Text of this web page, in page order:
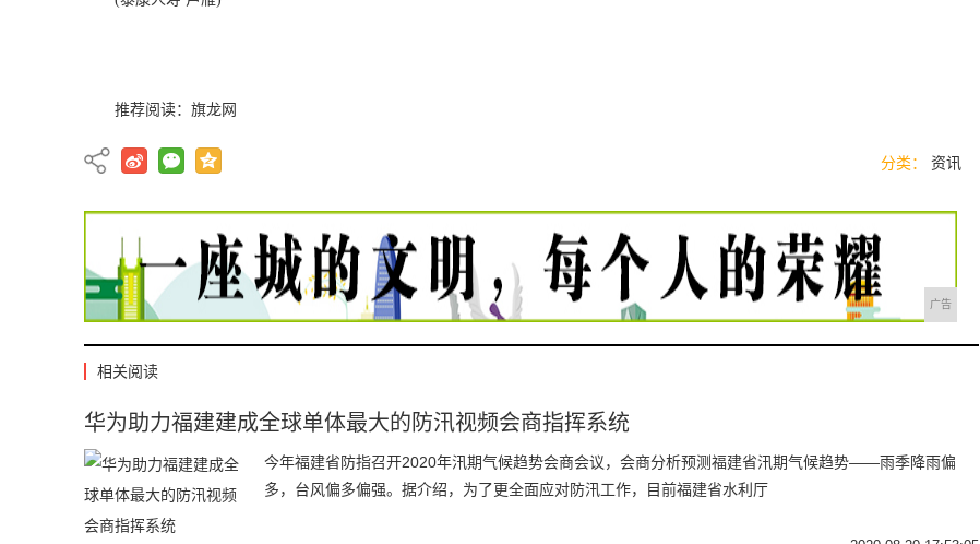
推荐阅读： 旗龙网
分类： 资讯
广告
相关阅读
华为助力福建建成全球单体最大的防汛视频会商指挥系统
今年福建省防指召开2020年汛期气候趋势会商会议，会商分析预测福建省汛期气候趋势——雨季降雨偏
多，台风偏多偏强。据介绍，为了更全面应对防汛工作，目前福建省水利厅